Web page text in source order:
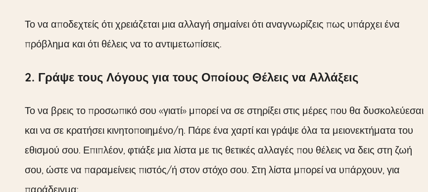
Το να αποδεχτείς ότι χρειάζεται μια αλλαγή σημαίνει ότι αναγνωρίζεις πως υπάρχει ένα
πρόβλημα και ότι θέλεις να το αντιμετωπίσεις.
2. Γράψε τους Λόγους για τους Οποίους Θέλεις να Αλλάξεις
Το να βρεις το προσωπικό σου «γιατί» μπορεί να σε στηρίξει στις μέρες που θα δυσκολεύεσαι
και να σε κρατήσει κινητοποιημένο/η. Πάρε ένα χαρτί και γράψε όλα τα μειονεκτήματα του
εθισμού σου. Επιπλέον, φτιάξε μια λίστα με τις θετικές αλλαγές που θέλεις να δεις στη ζωή
σου, ώστε να παραμείνεις πιστός/ή στον στόχο σου. Στη λίστα μπορεί να υπάρχουν, για
παράδειγμα: